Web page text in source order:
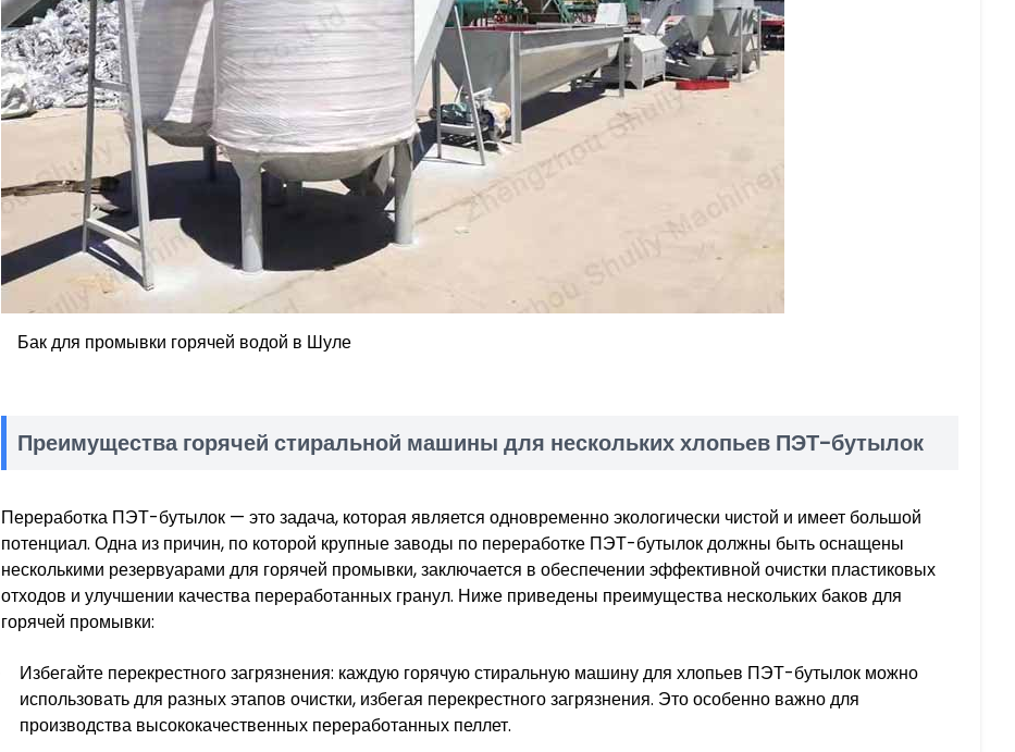
Бак для промывки горячей водой в Шуле
Преимущества горячей стиральной машины для нескольких хлопьев ПЭТ-бутылок
Переработка ПЭТ-бутылок — это задача, которая является одновременно экологически чистой и имеет большой
потенциал. Одна из причин, по которой крупные заводы по переработке ПЭТ-бутылок должны быть оснащены
несколькими резервуарами для горячей промывки, заключается в обеспечении эффективной очистки пластиковых
отходов и улучшении качества переработанных гранул. Ниже приведены преимущества нескольких баков для
горячей промывки:
Избегайте перекрестного загрязнения: каждую горячую стиральную машину для хлопьев ПЭТ-бутылок можно
использовать для разных этапов очистки, избегая перекрестного загрязнения. Это особенно важно для
производства высококачественных переработанных пеллет.